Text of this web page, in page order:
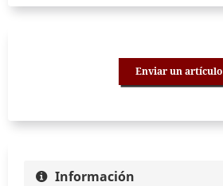
Enviar un artículo
Información